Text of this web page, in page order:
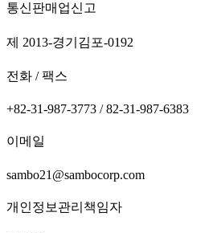
통신판매업신고
제 2013-경기김포-0192
전화 / 팩스
+82-31-987-3773 / 82-31-987-6383
이메일
sambo21@sambocorp.com
개인정보관리책임자